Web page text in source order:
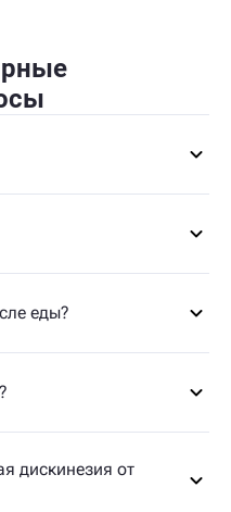
еды?
дискинезия от